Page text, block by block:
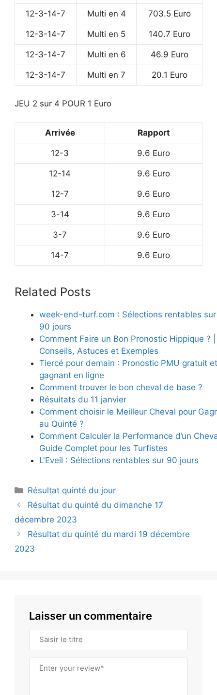
12-3-14-7 Multi en 4 703.5 Euro
12-3-14-7 Multi en 5 140.7 Euro
12-3-14-7 Multi en 6 46.9 Euro
12-3-14-7 Multi en 7 20.1 Euro
JEU 2 sur 4 POUR 1 Euro
Arrivée Rapport
12-3 9.6 Euro
12-14 9.6 Euro
12-7 9.6 Euro
3-14 9.6 Euro
3-7 9.6 Euro
14-7 9.6 Euro
Related Posts
week-end-turf.com : Sélections rentables sur
90 jours
Comment Faire un Bon Pronostic Hippique ? |
Conseils, Astuces et Exemples
Tiercé pour demain : Pronostic PMU gratuit et
gagnant en ligne
Comment trouver le bon cheval de base ?
Résultats du 11 janvier
Comment choisir le Meilleur Cheval pour
au Quinté ?
Comment Calculer la Performance d’un
Guide Complet pour les Turfistes
L'Eveil : Sélections rentables sur 90 jours
Catégories
Résultat quinté du jour
Résultat du quinté du dimanche 17
décembre 2023
Résultat du quinté du mardi 19 décembre
2023
Laisser un commentaire